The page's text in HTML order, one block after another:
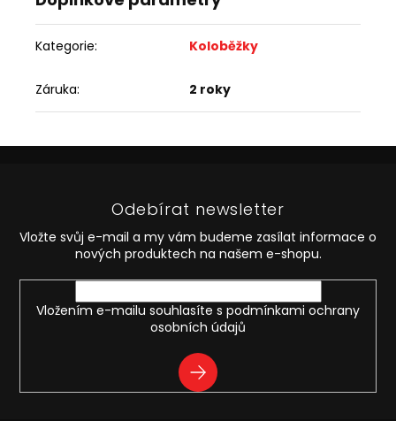
Kategorie: Koloběžky
Záruka: 2 roky
Odebírat newsletter
Vložte svůj e-mail a my vám budeme zasílat informace o
nových produktech na našem e-shopu.
Vložením e-mailu souhlasíte s podmínkami ochrany
osobních údajů
PŘIHLÁSIT
SE